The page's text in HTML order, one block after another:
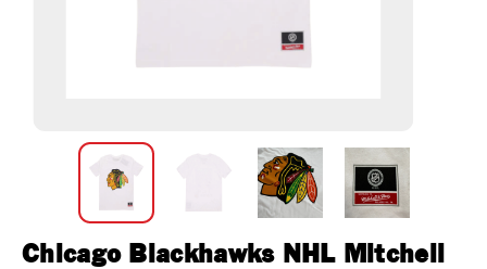
Chicago Blackhawks NHL Mitchell